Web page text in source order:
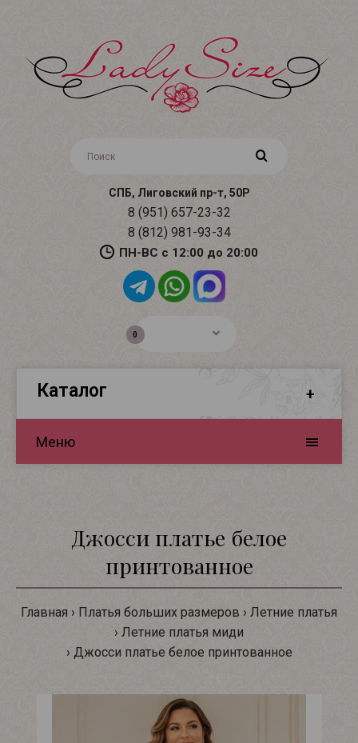
СПБ, Лиговский пр-т, 50Р
8 (951) 657-23-32
8 (812) 981-93-34
ПН-ВС с 12:00 до 20:00
0
Каталог
Меню
Джосси платье белое
принтованное
Главная Платья больших размеров
Летние платья
Летние платья миди
Джосси платье белое принтованное